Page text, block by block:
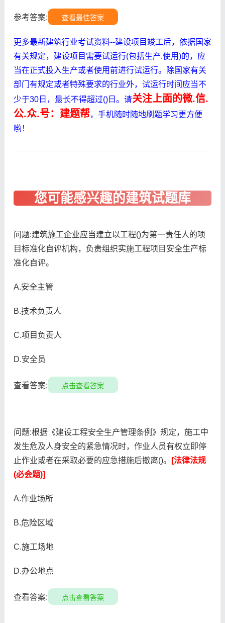
参考答案: 查看最佳答案
更多最新建筑行业考试资料--建设项目竣工后，依据国家
有关规定，建设项目需要试运行(包括生产.使用)的，应
当在正式投入生产或者使用前进行试运行。除国家有关
部门有规定或者特殊要求的行业外，试运行时间应当不
少于30日，最长不得超过()日。请关注上面的微.信.
公.众.号：建题帮，手机随时随地刷题学习更方便
哟！
问题:建筑施工企业应当建立以工程()为第一责任人的项
目标准化自评机构，负责组织实施工程项目安全生产标
准化自评。
A.安全主管
B.技术负责人
C.项目负责人
D.安全员
查看答案: 点击查看答案
问题:根据《建设工程安全生产管理条例》规定，施工中
发生危及人身安全的紧急情况时，作业人员有权立即停
止作业或者在采取必要的应急措施后撤离()。
[法律法规
(必会题)]
A.作业场所
B.危险区域
C.施工场地
D.办公地点
查看答案: 点击查看答案